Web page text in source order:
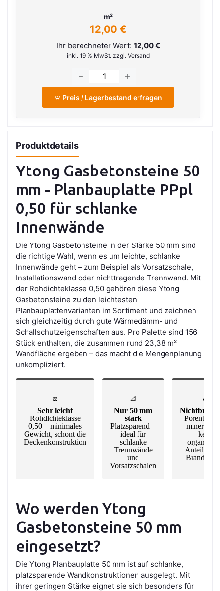
m²
12,00 €
Ihr berechneter Wert: 12,00 €
inkl. 19 % MwSt. zzgl. Versand
Preis / Lagerbestand erfragen
Produktdetails
Ytong Gasbetonsteine 50
mm - Planbauplatte PPpl
0,50 für schlanke
Innenwände
Die Ytong Gasbetonsteine in der Stärke 50 mm sind
die richtige Wahl, wenn es um leichte, schlanke
Innenwände geht – zum Beispiel als Vorsatzschale,
Installationswand oder nichttragende Trennwand. Mit
der Rohdichteklasse 0,50 gehören diese Ytong
Gasbetonsteine zu den leichtesten
Planbauplattenvarianten im Sortiment und zeichnen
sich gleichzeitig durch gute Wärmedämm- und
Schallschutzeigenschaften aus. Pro Palette sind 156
Stück enthalten, die zusammen rund 23,38 m²
Wandfläche ergeben – das macht die Mengenplanung
unkompliziert.
⚖️
Sehr leicht
Rohdichteklasse
0,50 – minimales
Gewicht, schont die
Deckenkonstruktion
📐
Nur 50 mm
stark
Platzsparend –
ideal für
schlanke
Trennwände
und
Vorsatzschalen
🔥
kein
Anteil,
Wo werden Ytong
Gasbetonsteine 50 mm
eingesetzt?
Die Ytong Planbauplatte 50 mm ist auf schlanke,
platzsparende Wandkonstruktionen ausgelegt. Mit
ihrer geringen Stärke eignet sie sich besonders für